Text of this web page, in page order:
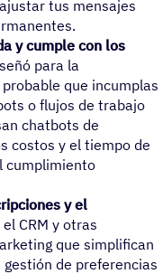
tus mensajes
y cumple con los
para la
que incumplas
o flujos de trabajo
chatbots de
costos y el tiempo de
cumplimiento
y el
CRM y otras
que simplifican
de preferencias